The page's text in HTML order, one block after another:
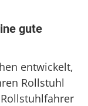
gute
entwickelt,
Rollstuhl